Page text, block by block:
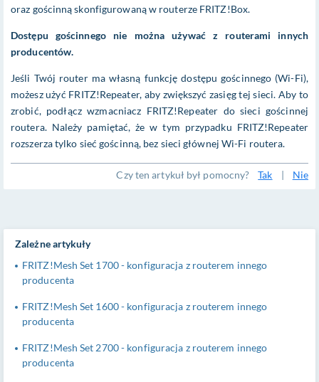
oraz gościnną skonfigurowaną w routerze FRITZ!Box.
Dostępu gościnnego nie można używać z routerami innych
producentów.
Jeśli Twój router ma własną funkcję dostępu gościnnego (Wi-Fi),
możesz użyć FRITZ!Repeater, aby zwiększyć zasięg tej sieci. Aby to
zrobić, podłącz wzmacniacz FRITZ!Repeater do sieci gościnnej
routera. Należy pamiętać, że w tym przypadku FRITZ!Repeater
rozszerza tylko sieć gościnną, bez sieci głównej Wi-Fi routera.
Czy ten artykuł był pomocny? Tak | Nie
Zależne artykuły
FRITZ!Mesh Set 1700 - konfiguracja z routerem innego
producenta
FRITZ!Mesh Set 1600 - konfiguracja z routerem innego
producenta
FRITZ!Mesh Set 2700 - konfiguracja z routerem innego
producenta